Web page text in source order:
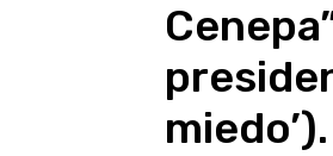
miedo’).